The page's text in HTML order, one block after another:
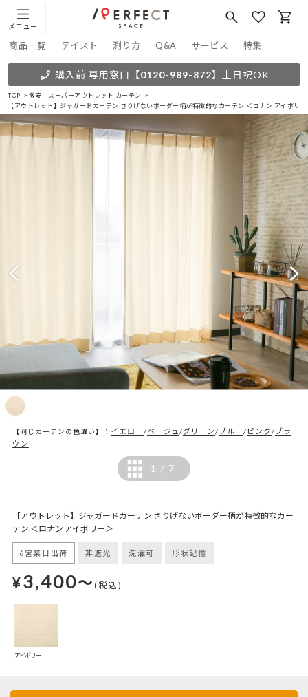
メニュー
商品一覧 テイスト 測り方 Q&A サービス 特集
購入前 専用窓口 【0120-989-872】 土日祝OK
TOP
激安！スーパーアウトレット カーテン
【アウトレット】ジャガードカーテン さりげないボーダー柄が特徴的なカーテン ＜ロナン アイボリー
【同じカーテンの色違い】： イエロー/ベージュ /グリーン/ブルー/ ピンク/ブラ
ウン
1 / 7
【アウトレット】ジャガードカーテン さりげないボーダー柄が特徴的なカー
テン ＜ロナン アイボリー＞
6営業日出荷 非遮光 洗濯可 形状記憶
¥3,400～(税込)
アイボリー